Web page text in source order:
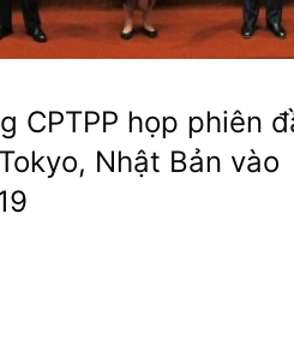
CPTPP họp phiên
Nhật Bản vào